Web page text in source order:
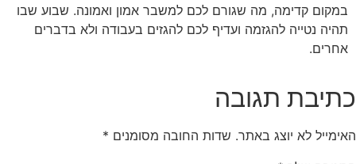
במקום קדימה, מה שגורם לכם למשבר אמון ואמונה. שבוע שבו
תהיה נטייה להגזמה ועדיף לכם להגזים בעבודה ולא בדברים
אחרים.
כתיבת תגובה
האימייל לא יוצג באתר. שדות החובה מסומנים *